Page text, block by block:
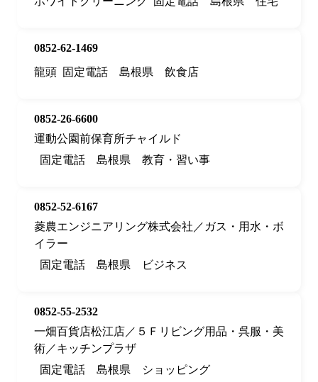
0852-62-1469
龍頭 固定電話 島根県 飲食店
0852-26-6600
運動公園前保育所チャイルド
固定電話
島根県 教育・習い事
0852-52-6167
菱農エンジニアリング株式会社／ガス・用水・ボ
イラー
固定電話
島根県 ビジネス
0852-55-2532
一畑百貨店松江店／５Ｆリビング用品・呉服・美
術／キッチンプラザ
固定電話
島根県 ショッピング